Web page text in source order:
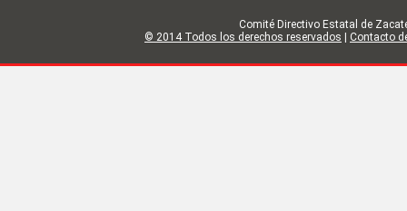
Comité Directivo Estatal de
© 2014 Todos los derechos reservados
Contacto